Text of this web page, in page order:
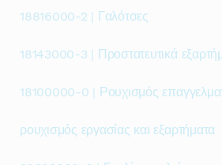
18816000-2 | Γαλότσες
18143000-3 | Προστατευτικά
18100000-0 | Ρουχισμός
ρουχισμός εργασίας και εξαρτήματα